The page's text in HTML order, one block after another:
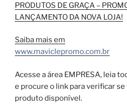
PRODUTOS DE GRAÇA –
LANÇAMENTO DA NOVA LOJA!
Saiba mais em
www.maviclepromo.com.br
Acesse a área EMPRESA, leia
e procure o link para verificar
produto disponível.